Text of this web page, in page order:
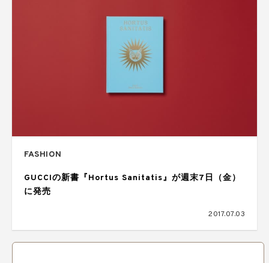
FASHION
GUCCIの新書『Hortus Sanitatis』が週末7日（金）
に発売
2017.07.03